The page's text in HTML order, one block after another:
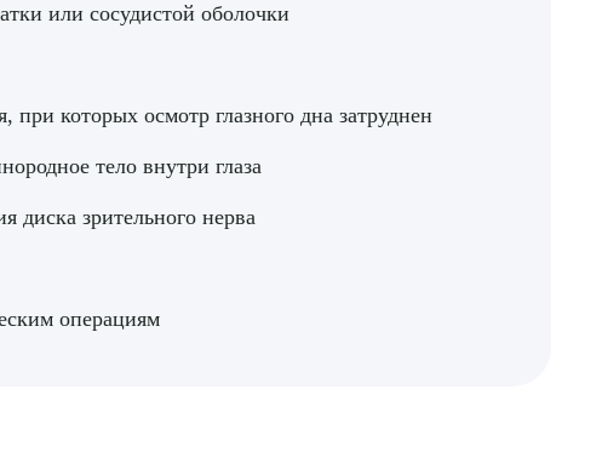
или сосудистой оболочки
при которых осмотр глазного дна затруднен
тело внутри глаза
диска зрительного нерва
операциям